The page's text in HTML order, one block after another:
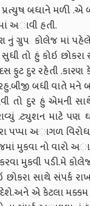
પ્રત્યુષ બધાને મળી
અાવી હતી.
માં પહેલેથી જ
તો હું કોઇ
દુર રહેતી .કારણ
રહુ.બીજી બધી વાતે
તો દુર હું એમની
.ટ્યુશન માટે
પપ્પા અાગળ વિરોધ
નો વારો અાવ્યો
કરવા મુકવી પડી.મે
છોકરા સાથે સંપર્ક
દેશે.અને એ કેટલા